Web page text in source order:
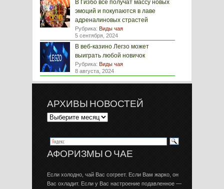
В Гизбо все получат массу новых
эмоций и покупаются в лаве
адреналиновых страстей
Рубрика: Виды чая
5 сентября, 2024
В веб-казино Легзо может
выиграть любой новичок
Рубрика: Виды чая
8 августа, 2024
АРХИВЫ НОВОСТЕЙ
АФОРИЗМЫ О ЧАЕ
Если холодно, чай Вас согреет. Если Вам жарко, он
Вас охладит. Если у Вас настроение подавленное —